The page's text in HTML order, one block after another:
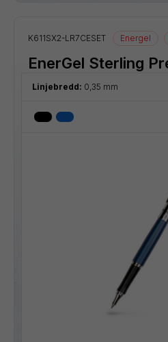
K611SX2-LR7CESET Energel
EnerGel Sterling
Linjebredd: 0,35 mm